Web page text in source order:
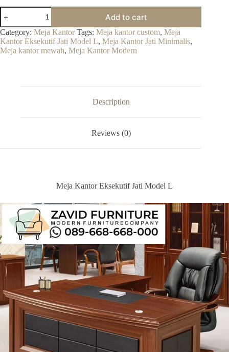
Meja
Kantor
Eksekutif
Jati
Model
L
Add to cart
Category: Meja Kantor Tags: Meja kantor custom, Meja
Kantor Eksekutif Jati Model L, Meja Kantor Jati Minimalis,
Meja kantor mewah, Meja Kantor Modern
Description
Reviews (0)
Meja Kantor Eksekutif Jati Model L